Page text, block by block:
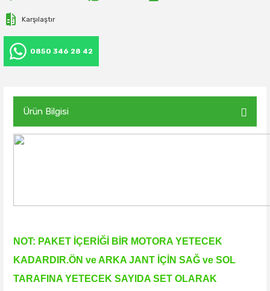
Karşılaştır
0850 346 28 42
Ürün Bilgisi
NOT: PAKET İÇERİĞİ BİR MOTORA YETECEK
KADARDIR.ÖN ve ARKA JANT İÇİN SAĞ ve SOL
TARAFINA YETECEK SAYIDA SET OLARAK